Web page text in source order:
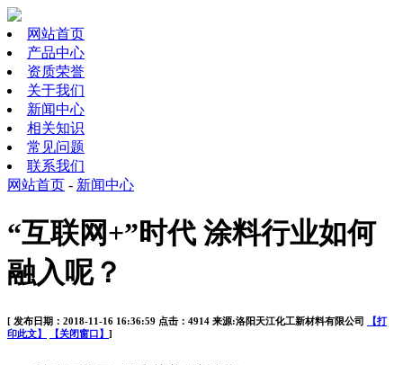
网站首页
产品中心
资质荣誉
关于我们
新闻中心
相关知识
常见问题
联系我们
网站首页 - 新闻中心
“互联网+”时代 涂料行业如何
融入呢？
[ 发布日期：2018-11-16 16:36:59 点击：4914 来源:洛阳天江化工新材料有限公司
【打
印此文】
【关闭窗口】 ]